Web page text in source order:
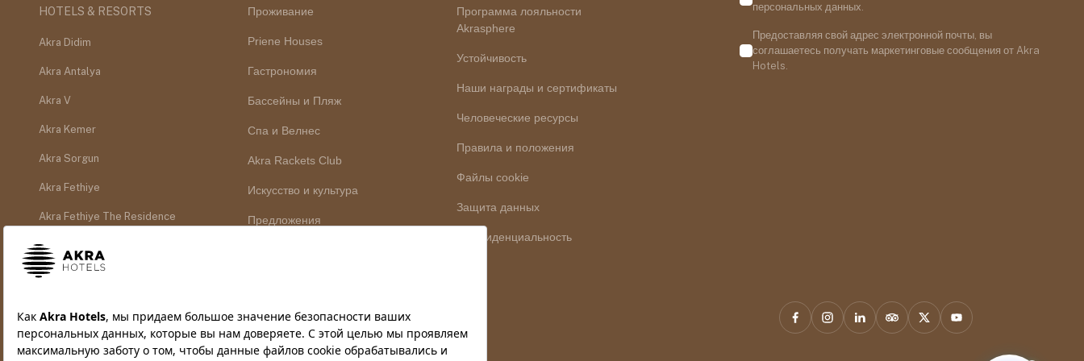
персональных данных.
Предоставляя свой адрес электронной почты, вы
соглашаетесь получать маркетинговые сообщения от Akra
Hotels.
HOTELS & RESORTS
Akra Didim
Akra Antalya
Akra V
Akra Kemer
Akra Sorgun
Akra Fethiye
Akra Fethiye The Residence
Проживание
Priene Houses
Гастрономия
Бассейны и Пляж
Спа и Велнес
Akra Rackets Club
Искусство и культура
Предложения
Программа лояльности
Akrasphere
Устойчивость
Наши награды и сертификаты
Человеческие ресурсы
Правила и положения
Файлы cookie
Защита данных
Конфиденциальность